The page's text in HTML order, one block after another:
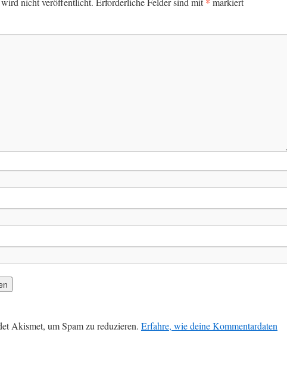
Akismet, um Spam zu reduzieren. Erfahre, wie deine Kommentardaten